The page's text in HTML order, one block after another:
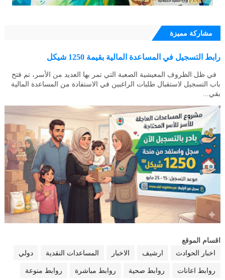
مشاركة مميزة
رابط التسجيل في المساعدة المالية بقيمة 1250 شيكل
في ظل الظروف المعيشية الصعبة التي تمر بها العديد من الأسر، تم فتح
باب التسجيل لاستقبال طلبات الراغبين في الاستفادة من المساعدة المالية
بقي...
اقسام الموقع
اخبار الحوادث
ارشيف الاخبار المساعدات النقدية دولي
روابط اعانات روابط صحية روابط مباشرة روابط منوعة